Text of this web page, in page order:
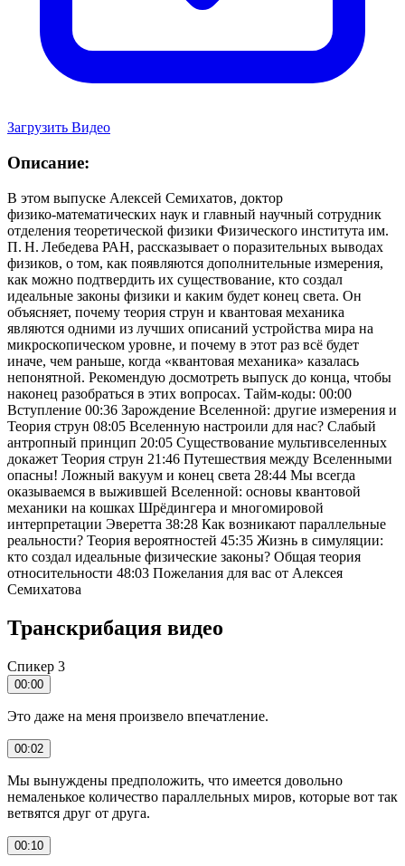
Загрузить Видео
Описание:
В этом выпуске Алексей Семихатов, доктор
физико‑математических наук и главный научный сотрудник
отделения теоретической физики Физического института им.
П. Н. Лебедева РАН, рассказывает о поразительных выводах
физиков, о том, как появляются дополнительные измерения,
как можно подтвердить их существование, кто создал
идеальные законы физики и каким будет конец света. Он
объясняет, почему теория струн и квантовая механика
являются одними из лучших описаний устройства мира на
микроскопическом уровне, и почему в этот раз всё будет
иначе, чем раньше, когда «квантовая механика» казалась
непонятной. Рекомендую досмотреть выпуск до конца, чтобы
наконец разобраться в этих вопросах. Тайм‑коды: 00:00
Вступление 00:36 Зарождение Вселенной: другие измерения и
Теория струн 08:05 Вселенную настроили для нас? Слабый
антропный принцип 20:05 Существование мультивселенных
докажет Теория струн 21:46 Путешествия между Вселенными
опасны! Ложный вакуум и конец света 28:44 Мы всегда
оказываемся в выжившей Вселенной: основы квантовой
механики на кошках Шрёдингера и многомировой
интерпретации Эверетта 38:28 Как возникают параллельные
реальности? Теория вероятностей 45:35 Жизнь в симуляции:
кто создал идеальные физические законы? Общая теория
относительности 48:03 Пожелания для вас от Алексея
Семихатова
Транскрибация видео
Спикер 3
00:00
Это даже на меня произвело впечатление.
00:02
Мы вынуждены предположить, что имеется довольно
немаленькое количество параллельных миров, которые вот так
ветвятся друг от друга.
00:10